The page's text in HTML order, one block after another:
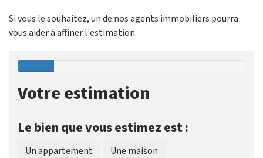
Si vous le souhaitez, un de nos agents immobiliers pourra
vous aider à affiner l'estimation.
Votre estimation
Le bien que vous estimez est :
Un appartement Une maison